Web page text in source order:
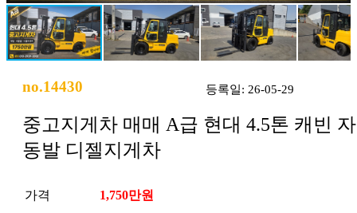
no.14430 등록일: 26-05-29
중고지게차 매매 A급 현대 4.5톤 캐빈 자
동발 디젤지게차
가격 1,750만원